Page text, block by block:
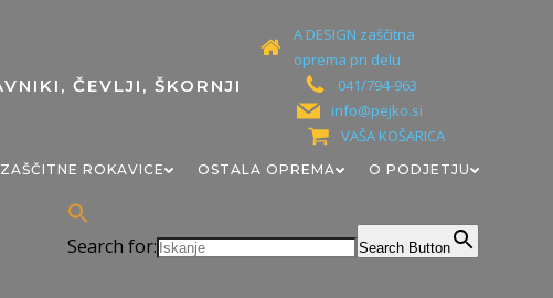
A DESIGN zaščitna
oprema pri delu
041/794-963
info@pejko.si
VAŠA KOŠARICA
ZAŠČITNE ROKAVICE OSTALA OPREMA O PODJETJU
Search for: Search Button